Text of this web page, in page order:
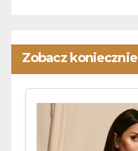
Zobacz koniecznie